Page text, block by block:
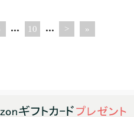
... 10 ... > »